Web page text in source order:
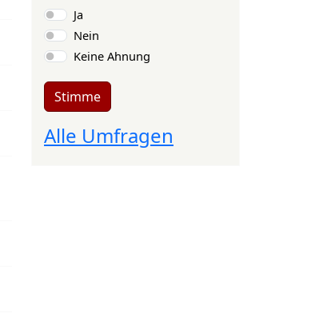
Auswahlmöglichkeiten
Ja
Nein
Keine Ahnung
Stimme
Alle Umfragen